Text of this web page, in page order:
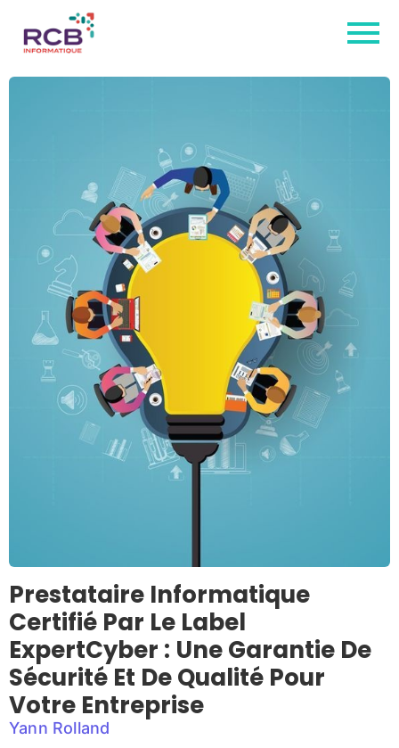
Prestataire Informatique
Certifié Par Le Label
ExpertCyber : Une Garantie De
Sécurité Et De Qualité Pour
Votre Entreprise
Yann Rolland